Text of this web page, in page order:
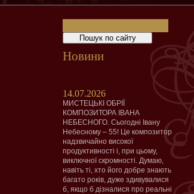
Новини
14.07.2026
МИСТЕЦЬКІ ОБРІЇ
КОМПОЗИТОРА ІВАНА
НЕБЕСНОГО. Сьогодні Івану
Небесному – 55! Це композитор
надзвичайно високої
продуктивності і, при цьому,
виключної скромності. Думаю,
навіть ті, хто його добре знають
багато років, дуже здивувалися
б, якщо б дізналися про реальні